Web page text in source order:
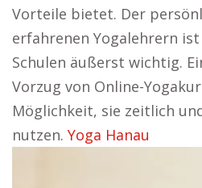
Vorteile bietet. Der
erfahrenen Yogalehrern
Schulen äußerst wichtig.
Vorzug von Online-
Möglichkeit, sie zeitlich
nutzen. Yoga Hanau